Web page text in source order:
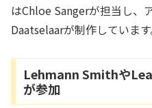
はChloe Sangerが担当し、
Daatselaarが制作しています
Lehmann Smithや
が参加